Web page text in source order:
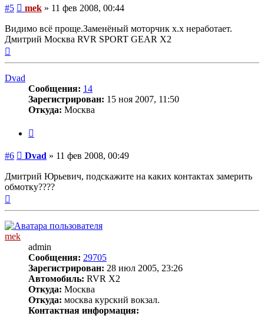
#5 Сообщение
mek » 11 фев 2008, 00:44
Видимо всё проще.Заменёный моторчик х.х неработает.
Дмитрий Москва RVR SPORT GEAR X2
Dvad
Сообщения: 14
Зарегистрирован: 15 ноя 2007, 11:50
Откуда: Москва
#6 Сообщение
Dvad » 11 фев 2008, 00:49
Дмитрий Юрьевич, подскажите на каких контактах замерить
обмотку????
mek
admin
Сообщения: 29705
Зарегистрирован: 28 июл 2005, 23:26
Автомобиль: RVR X2
Откуда: Москва
Откуда: москва курский вокзал.
Контактная информация: